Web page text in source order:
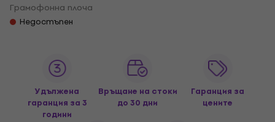
Грамофонна плоча
Недостъпен
Удължена
гаранция за 3
години
Връщане на стоки
до 30 дни
Гаранция за
цените